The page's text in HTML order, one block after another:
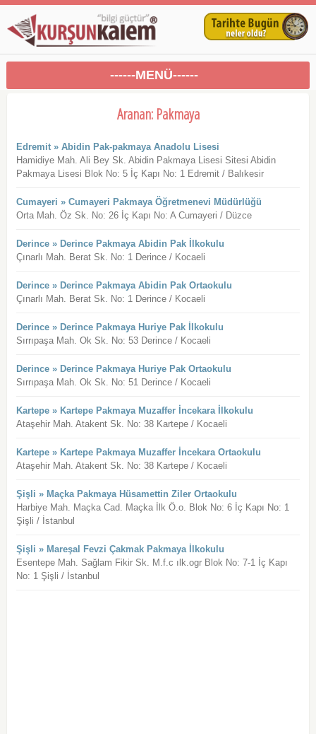
------MENÜ------
Aranan: Pakmaya
Edremit » Abidin Pak-pakmaya Anadolu Lisesi
Hamidiye Mah. Ali Bey Sk. Abidin Pakmaya Lisesi Sitesi Abidin
Pakmaya Lisesi Blok No: 5 İç Kapı No: 1 Edremit / Balıkesir
Cumayeri » Cumayeri Pakmaya Öğretmenevi Müdürlüğü
Orta Mah. Öz Sk. No: 26 İç Kapı No: A Cumayeri / Düzce
Derince » Derince Pakmaya Abidin Pak İlkokulu
Çınarlı Mah. Berat Sk. No: 1 Derince / Kocaeli
Derince » Derince Pakmaya Abidin Pak Ortaokulu
Çınarlı Mah. Berat Sk. No: 1 Derince / Kocaeli
Derince » Derince Pakmaya Huriye Pak İlkokulu
Sırrıpaşa Mah. Ok Sk. No: 53 Derince / Kocaeli
Derince » Derince Pakmaya Huriye Pak Ortaokulu
Sırrıpaşa Mah. Ok Sk. No: 51 Derince / Kocaeli
Kartepe » Kartepe Pakmaya Muzaffer İncekara İlkokulu
Ataşehir Mah. Atakent Sk. No: 38 Kartepe / Kocaeli
Kartepe » Kartepe Pakmaya Muzaffer İncekara Ortaokulu
Ataşehir Mah. Atakent Sk. No: 38 Kartepe / Kocaeli
Şişli » Maçka Pakmaya Hüsamettin Ziler Ortaokulu
Harbiye Mah. Maçka Cad. Maçka İlk Ö.o. Blok No: 6 İç Kapı No: 1
Şişli / İstanbul
Şişli » Mareşal Fevzi Çakmak Pakmaya İlkokulu
Esentepe Mah. Sağlam Fikir Sk. M.f.c ılk.ogr Blok No: 7-1 İç Kapı
No: 1 Şişli / İstanbul